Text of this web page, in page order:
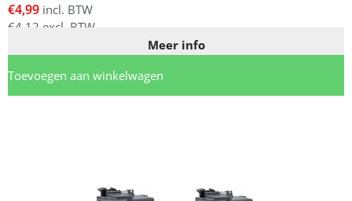
€4,99 incl. BTW
€4,12 excl. BTW
Meer info
Toevoegen aan winkelwagen